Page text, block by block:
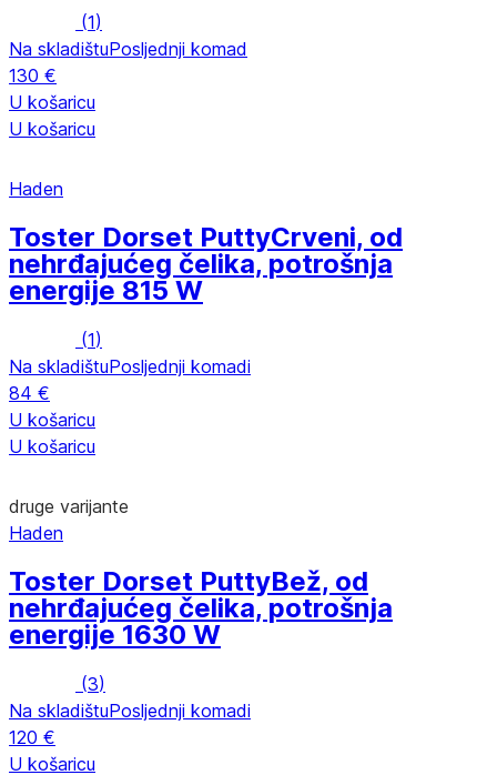
(1)
Na skladištuPosljednji komad
130 €
U košaricu
U košaricu
Haden
Toster Dorset PuttyCrveni, od
nehrđajućeg čelika, potrošnja
energije 815 W
(1)
Na skladištuPosljednji komadi
84 €
U košaricu
U košaricu
druge varijante
Haden
Toster Dorset PuttyBež, od
nehrđajućeg čelika, potrošnja
energije 1630 W
(3)
Na skladištuPosljednji komadi
120 €
U košaricu